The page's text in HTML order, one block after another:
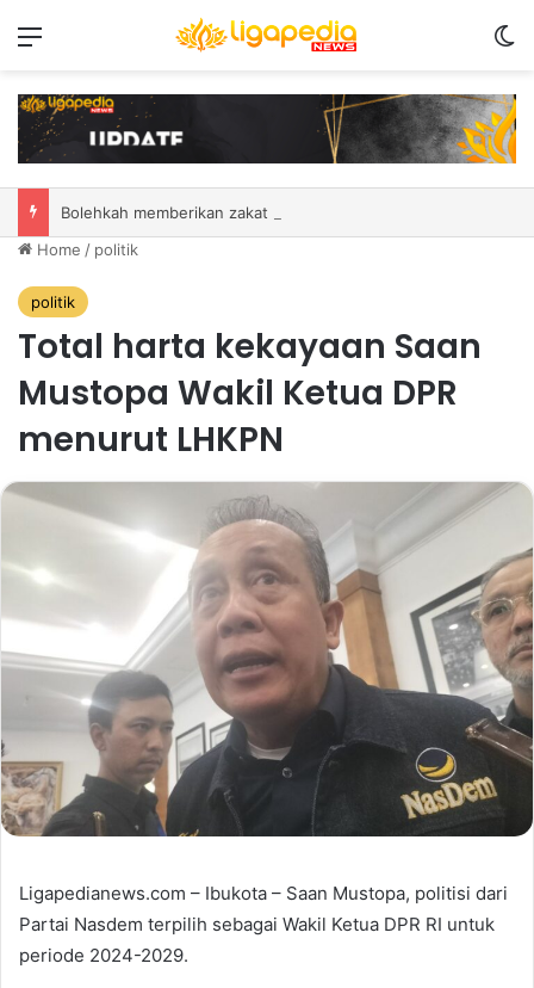
Home / politik
politik
Total harta kekayaan Saan
Mustopa Wakil Ketua DPR
menurut LHKPN
Ligapedianews.com – Ibukota – Saan Mustopa, politisi dari
Partai Nasdem terpilih sebagai Wakil Ketua DPR RI untuk
periode 2024-2029.